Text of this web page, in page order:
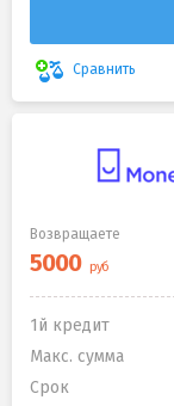
Сравнить
Возвращаете
1й кредит
Макс. сумма
Срок